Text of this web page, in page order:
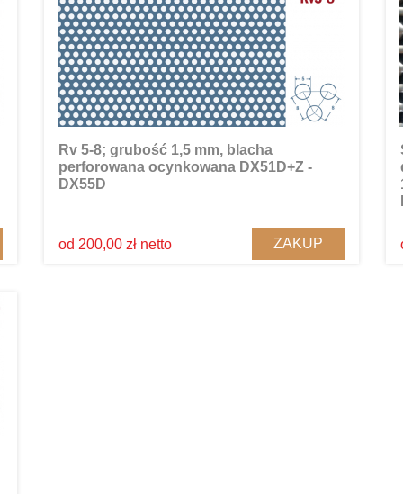
Rv 5-8; grubość 1,5 mm, blacha
perforowana ocynkowana DX51D+Z -
DX55D
od 200,00 zł netto ZAKUP